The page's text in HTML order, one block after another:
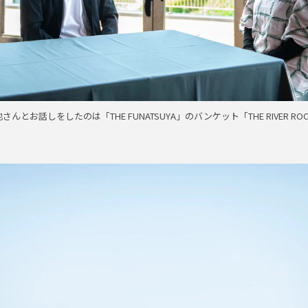
んとお話しをしたのは「THE FUNATSUYA」のバンケット「THE RIVER